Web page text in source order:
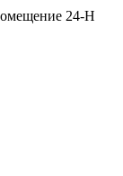
24-Н